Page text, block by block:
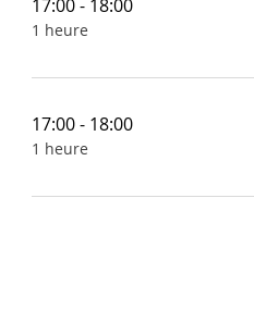
17:00 - 18:00
1 heure
17:00 - 18:00
1 heure